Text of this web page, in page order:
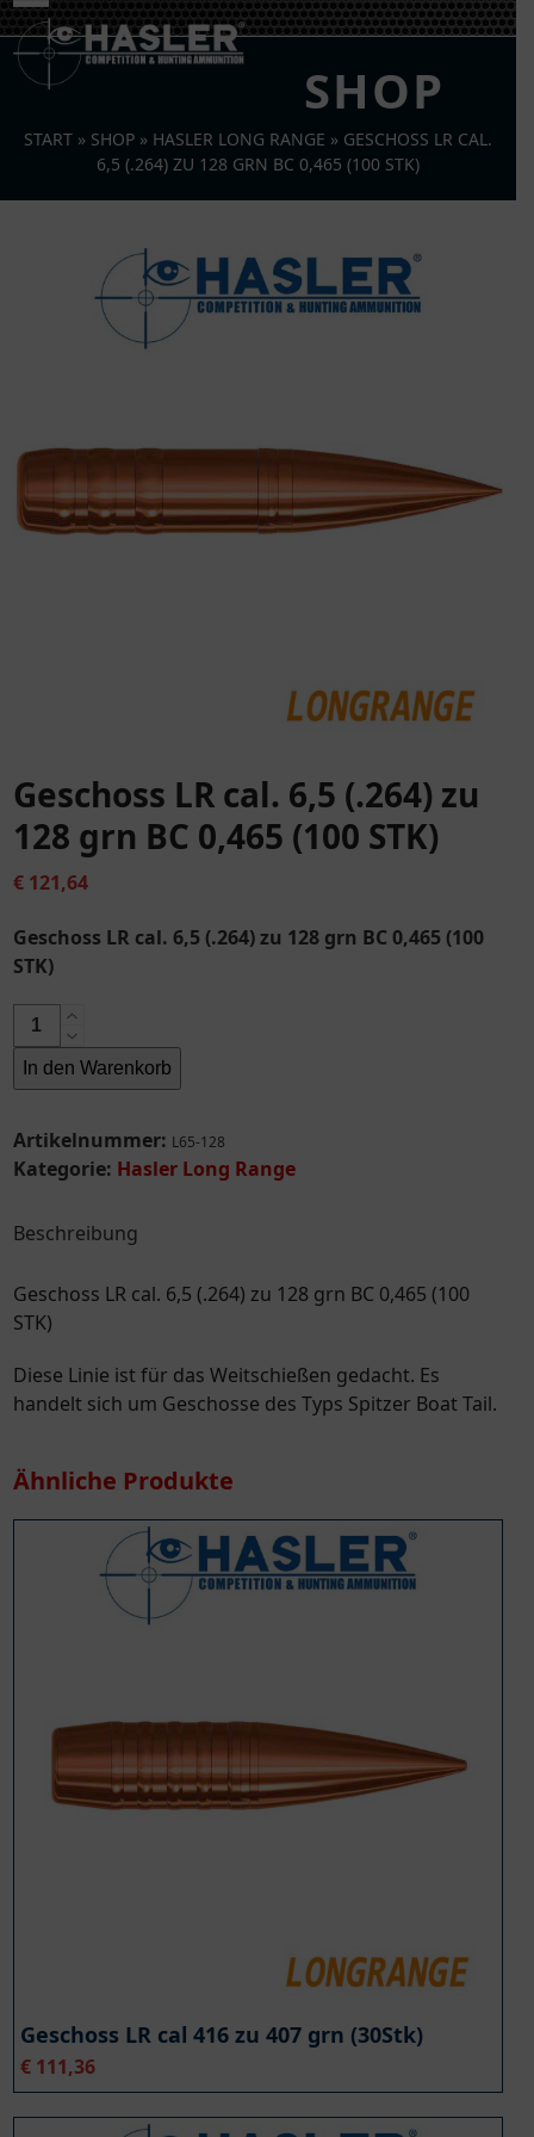
Skip
to
content
Open
mobile
Close
mobile
SHOP
START » SHOP » HASLER LONG RANGE » GESCHOSS LR CAL.
6,5 (.264) ZU 128 GRN BC 0,465 (100 STK)
Geschoss LR cal. 6,5 (.264) zu
128 grn BC 0,465 (100 STK)
€121,64
Geschoss LR cal. 6,5 (.264) zu 128 grn BC 0,465 (100
STK)
Geschoss
LR
cal.
(.264)
zu
BC
(100
STK)
In den Warenkorb
Artikelnummer: L65-128
Kategorie: Hasler Long Range
Beschreibung
Geschoss LR cal. 6,5 (.264) zu 128 grn BC 0,465 (100
STK)
Diese Linie ist für das Weitschießen gedacht. Es
handelt sich um Geschosse des Typs Spitzer Boat Tail.
Ähnliche Produkte
Geschoss LR cal 416 zu 407 grn (30Stk)
€111,36